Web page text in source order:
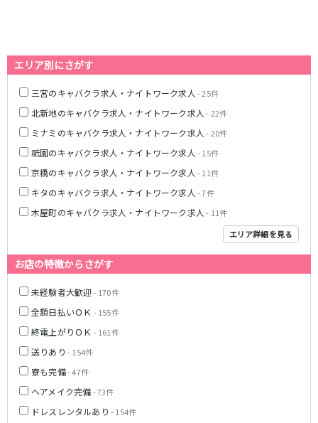
エリア別にさがす
三宮のキャバクラ求人・ナイトワーク求人 - 25件
北新地のキャバクラ求人・ナイトワーク求人 - 22件
ミナミのキャバクラ求人・ナイトワーク求人 - 20件
祇園のキャバクラ求人・ナイトワーク求人 - 15件
京橋のキャバクラ求人・ナイトワーク求人 - 11件
キタのキャバクラ求人・ナイトワーク求人 - 7件
木屋町のキャバクラ求人・ナイトワーク求人 - 11件
エリア詳細を見る
お店の特徴からさがす
未経験者大歓迎- 170件
全額日払いＯＫ - 155件
終電上がりＯＫ - 161件
送りあり - 154件
寮も完備- 47件
ヘアメイク完備- 73件
ドレスレンタルあり - 154件
江坂駅
淀屋橋駅
JR紀勢本線(きのくに線)(新宮～和歌山)
和歌山駅
わかやま電鉄貴志川線
和歌山駅
JR東海道本線(琵琶湖線)(米原～京都)
彦根駅
南草津駅
瀬田駅
神戸三宮駅
十三駅
塚口駅
近鉄大阪線